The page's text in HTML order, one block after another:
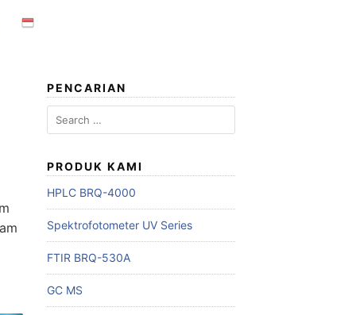
PENCARIAN
Search
for:
PRODUK KAMI
HPLC BRQ-4000
Spektrofotometer UV Series
FTIR BRQ-530A
GC MS